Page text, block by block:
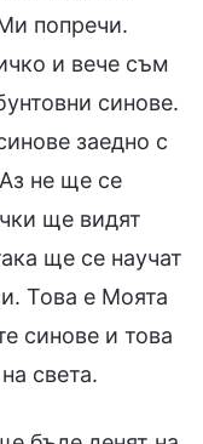
попречи.
и вече съм
синове.
заедно с
не ще се
ще видят
ще се научат
Това е Моята
синове и това
света.